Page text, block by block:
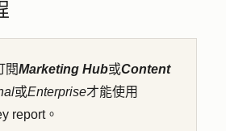
閱Marketing Hub或Content
或Enterprise才能使用
report。